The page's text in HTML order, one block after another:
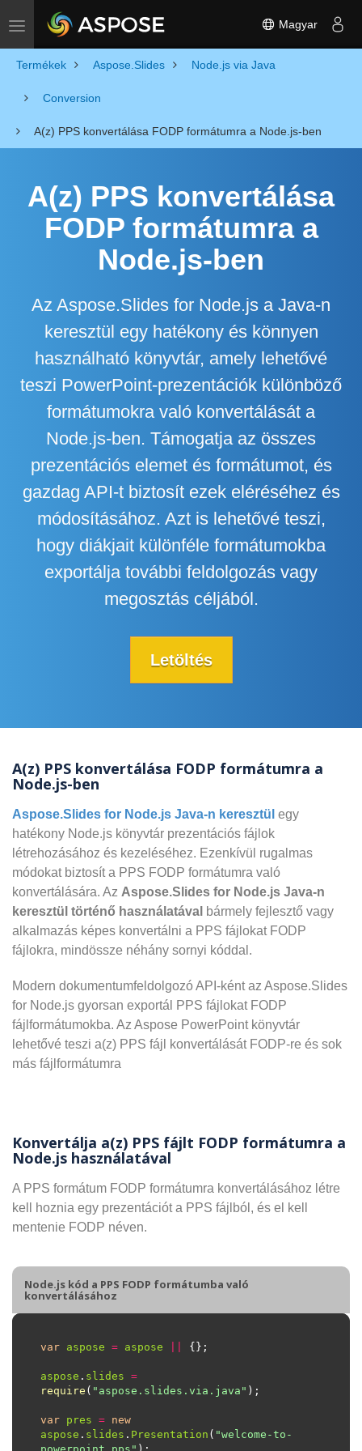
Toggle navigation Magyar
Termékek Aspose.Slides Node.js via Java
Conversion
A(z) PPS konvertálása FODP formátumra a Node.js-ben
A(z) PPS konvertálása
FODP formátumra a
Node.js-ben
Az Aspose.Slides for Node.js a Java-n
keresztül egy hatékony és könnyen
használható könyvtár, amely lehetővé
teszi PowerPoint-prezentációk különböző
formátumokra való konvertálását a
Node.js-ben. Támogatja az összes
prezentációs elemet és formátumot, és
gazdag API-t biztosít ezek eléréséhez és
módosításához. Azt is lehetővé teszi,
hogy diákjait különféle formátumokba
exportálja további feldolgozás vagy
megosztás céljából.
Letöltés
A(z) PPS konvertálása FODP formátumra a
Node.js-ben
Aspose.Slides for Node.js Java-n keresztül egy
hatékony Node.js könyvtár prezentációs fájlok
létrehozásához és kezeléséhez. Ezenkívül rugalmas
módokat biztosít a PPS FODP formátumra való
konvertálására. Az Aspose.Slides for Node.js Java-n
keresztül történő használatával bármely fejlesztő vagy
alkalmazás képes konvertálni a PPS fájlokat FODP
fájlokra, mindössze néhány sornyi kóddal.
Modern dokumentumfeldolgozó API-ként az Aspose.Slides
for Node.js gyorsan exportál PPS fájlokat FODP
fájlformátumokba. Az Aspose PowerPoint könyvtár
lehetővé teszi a(z) PPS fájl konvertálását FODP-re és sok
más fájlformátumra
Konvertálja a(z) PPS fájlt FODP formátumra a
Node.js használatával
A PPS formátum FODP formátumra konvertálásához létre
kell hoznia egy prezentációt a PPS fájlból, és el kell
mentenie FODP néven.
Node.js kód a PPS FODP formátumba való
konvertálásához
var aspose = aspose
aspose . slides =
require ( "aspose.slides.via.java"
var pres = new
aspose . slides . Presentation ( "welcome-to-